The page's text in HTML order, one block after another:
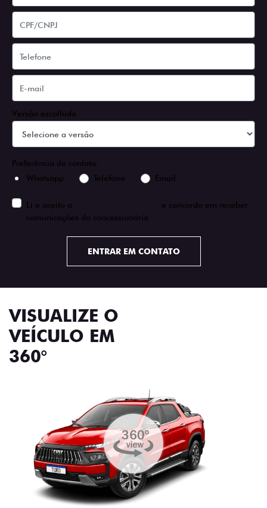
Versão escolhida
Preferência de contato:
Whatsapp
Telefone Email
Li e aceito a
e concordo em receber
comunicações da concessionária.
ENTRAR EM CONTATO
VISUALIZE O
VEÍCULO EM
360°